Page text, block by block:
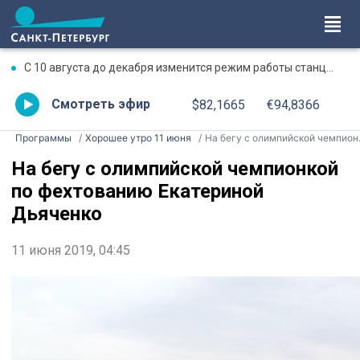
С 10 августа до декабря изменится режим работы станции метро «Чкаловская»
Смотреть эфир $82,1665 €94,8366
Программы Хорошее утро 11 июня На бегу с олимпийской чемпионкой по фехтованию Екатериной Дьяченко
На бегу с олимпийской чемпионкой
по фехтованию Екатериной
Дьяченко
11 июня 2019, 04:45